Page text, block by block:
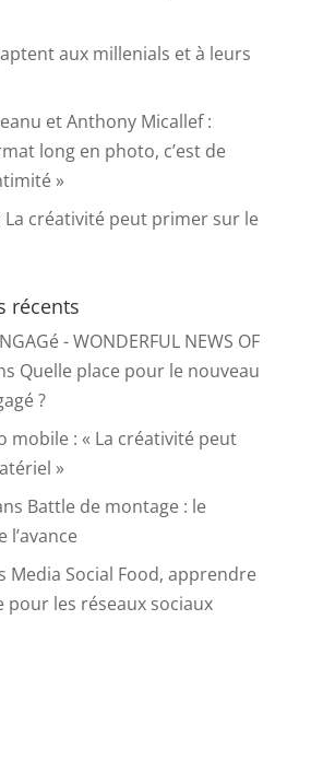
aux millenials et à leurs
et Anthony Micallef :
long en photo, c’est de
»
La créativité peut primer sur le
récents
- WONDERFUL NEWS OF
Quelle place pour le nouveau
?
mobile : « La créativité peut
»
Battle de montage : le
l’avance
Media Social Food, apprendre
pour les réseaux sociaux